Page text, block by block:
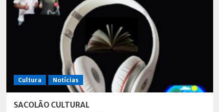
Cultura Notícias
SACOLÃO CULTURAL